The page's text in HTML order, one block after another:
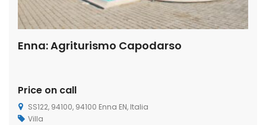
Enna: Agriturismo Capodarso
Price on call
SS122, 94100, 94100 Enna EN, Italia
Villa